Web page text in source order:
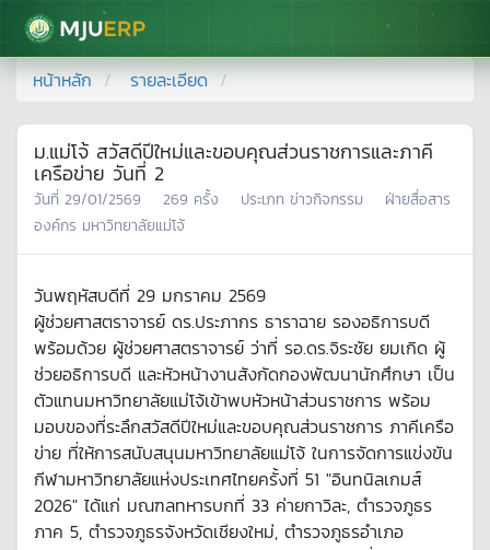
มหาวิทยาลัยแม่โจ้
หน้าหลัก รายละเอียด
ม.แม่โจ้ สวัสดีปีใหม่และขอบคุณส่วนราชการและภาคี
เครือข่าย วันที่ 2
วันที่ 29/01/2569 269 ครั้ง ประเภท ข่าวกิจกรรม
ฝ่ายสื่อสาร
องค์กร มหาวิทยาลัยแม่โจ้
วันพฤหัสบดีที่ 29 มกราคม 2569
ผู้ช่วยศาสตราจารย์ ดร.ประภากร ธาราฉาย รองอธิการบดี
พร้อมด้วย ผู้ช่วยศาสตราจารย์ ว่าที่ รอ.ดร.จิระชัย ยมเกิด ผู้
ช่วยอธิการบดี และหัวหน้างานสังกัดกองพัฒนานักศึกษา เป็น
ตัวแทนมหาวิทยาลัยแม่โจ้เข้าพบหัวหน้าส่วนราชการ พร้อม
มอบของที่ระลึกสวัสดีปีใหม่และขอบคุณส่วนราชการ ภาคีเครือ
ข่าย ที่ให้การสนับสนุนมหาวิทยาลัยแม่โจ้ ในการจัดการแข่งขัน
กีฬามหาวิทยาลัยแห่งประเทศไทยครั้งที่ 51 "อินทนิลเกมส์
2026" ได้แก่ มณฑลทหารบกที่ 33 ค่ายกาวิละ, ตำรวจภูธร
ภาค 5, ตำรวจภูธรจังหวัดเชียงใหม่, ตำรวจภูธรอำเภอ